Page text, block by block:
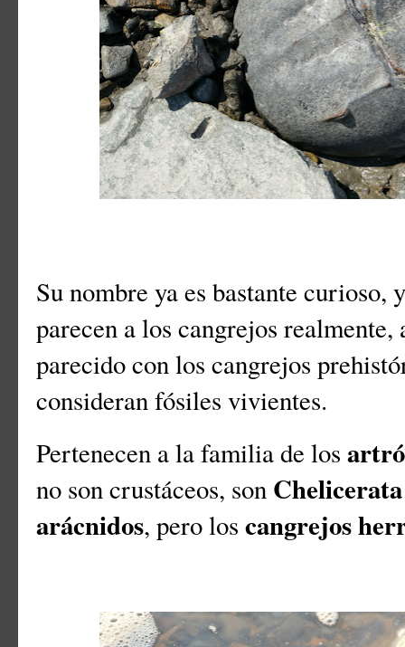
Su nombre ya es bastante curioso,
parecen a los cangrejos realmente,
parecido con los cangrejos
consideran fósiles vivientes.
Pertenecen a la familia de los
no son crustáceos, son Chelicerata
arácnidos, pero los cangrejos